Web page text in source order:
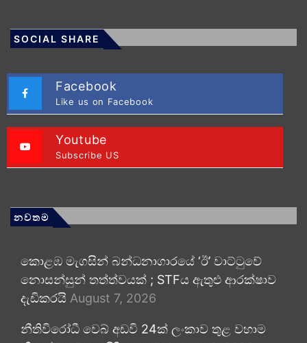
SOCIAL SHARE
Facebook
Like us on Facebook
Youtube
Subscribe US
නවතම
කොළඹ මැගසින් බන්ධනාගාරයේ ‘ඊ’ වාට්ටුවේ
නොසන්සුන් තත්ත්වයක් ; STFය ඇතුළු ආරක්ෂාව
දැඩිකරයි August 7, 2026
නීතිවිරෝධී වෙබ් අඩවි 24ක් ලංකාව තුළ වහාම